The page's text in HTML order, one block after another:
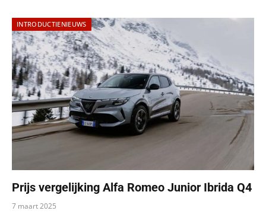
INTRODUCTIENIEUWS
Prijs vergelijking Alfa Romeo Junior Ibrida Q4
7 maart 2025